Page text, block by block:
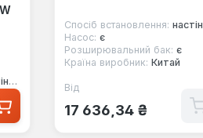
Спосіб встановлення: настінний
Насос: є
Розширювальний бак: є
Країна виробник: Китай
Звичайна ціна:
Від
17 636,34 ₴